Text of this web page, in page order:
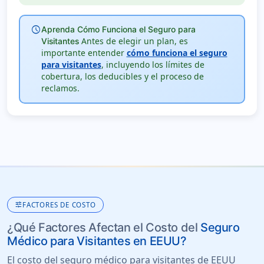
scheduleAprenda Cómo Funciona el Seguro para
VisitantesAntes de elegir un plan, es
importante entender cómo funciona el seguro
para visitantes, incluyendo los límites de
cobertura, los deducibles y el proceso de
reclamos.
tuneFACTORES DE COSTO
¿Qué Factores Afectan el Costo del Seguro
Médico para Visitantes en EEUU?
El costo del seguro médico para visitantes de EEUU